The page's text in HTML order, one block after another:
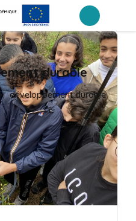
– Ajaccio
durable
développement durable